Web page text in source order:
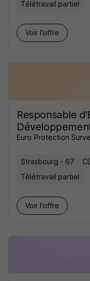
Télétravail partiel
Voir l’offre
Responsable
Euro Protection
Strasbourg - 67
Télétravail partiel
Voir l’offre